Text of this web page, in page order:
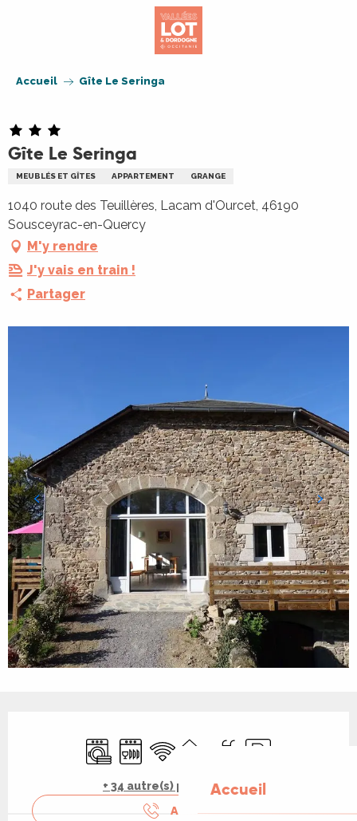
Accueil
Accueil Gîte Le Seringa
Gîte Le Seringa
MEUBLÉS ET GÎTES APPARTEMENT GRANGE
1040 route des Teuillères, Lacam d'Ourcet, 46190
Sousceyrac-en-Quercy
M'y rendre
J'y vais en train !
Partager
Lave lingeLave vaisselle
WiFi Jeux pour enfants / Espace
PiscineParking
+ 34 autre(s) prestation(s)
APPELER